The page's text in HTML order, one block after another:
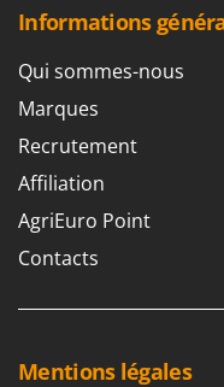
Informations
Qui sommes-nous
Marques
Recrutement
Affiliation
AgriEuro Point
Contacts
Mentions légales